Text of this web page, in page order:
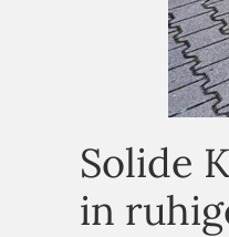
Solide
in